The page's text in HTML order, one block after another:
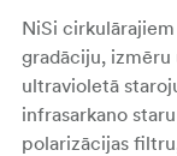
NiSi
gradāciju,
ultravioletā
infrasarkano
polarizācijas